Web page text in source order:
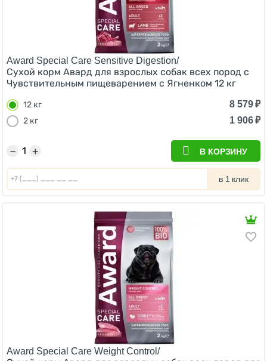
Award Special Care Sensitive Digestion/
Сухой корм Авард для взрослых собак всех пород с
Чувствительным пищеварением с Ягненком 12 кг
12 кг 8 579₽
2 кг
1 906₽
+
− В КОРЗИНУ
в 1 клик
Award Special Care Weight Control/